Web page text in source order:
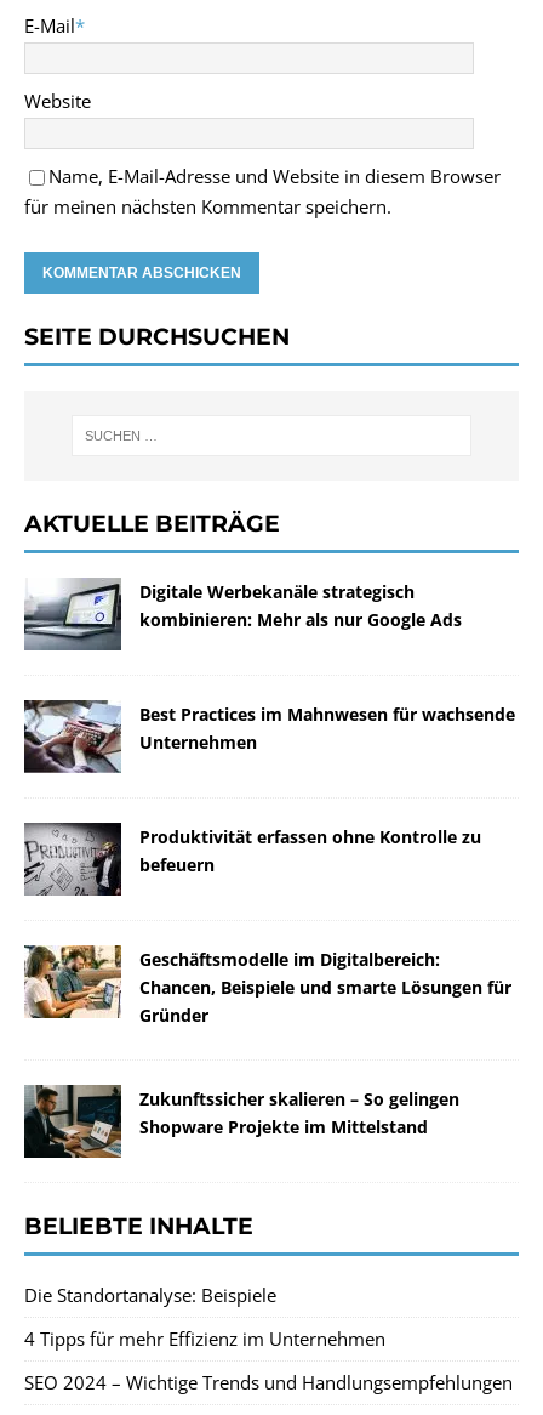
E-Mail*
Website
Name, E-Mail-Adresse und Website in diesem Browser
für meinen nächsten Kommentar speichern.
SEITE DURCHSUCHEN
AKTUELLE BEITRÄGE
Digitale Werbekanäle strategisch
kombinieren: Mehr als nur Google Ads
Best Practices im Mahnwesen für wachsende
Unternehmen
Produktivität erfassen ohne Kontrolle zu
befeuern
Geschäftsmodelle im Digitalbereich:
Chancen, Beispiele und smarte Lösungen für
Gründer
Zukunftssicher skalieren – So gelingen
Shopware Projekte im Mittelstand
BELIEBTE INHALTE
Die Standortanalyse: Beispiele
4 Tipps für mehr Effizienz im Unternehmen
SEO 2024 – Wichtige Trends und Handlungsempfehlungen